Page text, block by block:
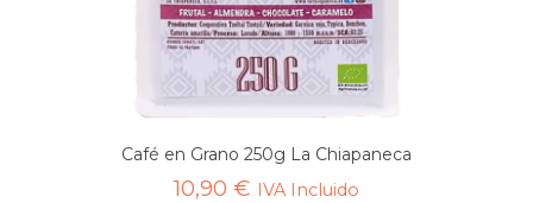
Café en Grano 250g La Chiapaneca
10,90 € IVA Incluido